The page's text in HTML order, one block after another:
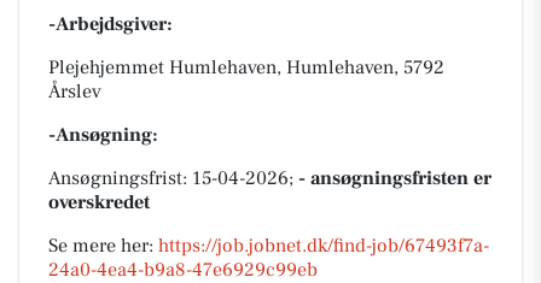
-Arbejdsgiver:
Plejehjemmet Humlehaven, Humlehaven, 5792
Årslev
-Ansøgning:
Ansøgningsfrist: 15-04-2026; - ansøgningsfristen er
overskredet
Se mere her: https://job.jobnet.dk/find-job/67493f7a-
24a0-4ea4-b9a8-47e6929c99eb